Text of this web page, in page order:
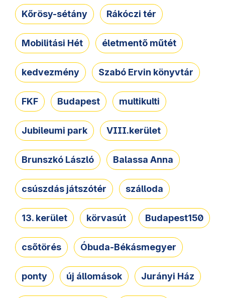
Kőrösy-sétány Rákóczi tér
Mobilitási Hét életmentő műtét
kedvezmény Szabó Ervin könyvtár
FKF Budapest multikulti
Jubileumi park VIII.kerület
Brunszkó László Balassa Anna
csúszdás játszótér szálloda
13. kerület körvasút Budapest150
csőtörés Óbuda-Békásmegyer
ponty új állomások Jurányi Ház